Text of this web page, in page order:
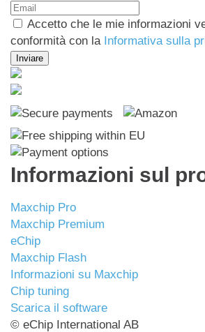
Accetto che le mie informazioni
conformità con la Informativa sulla
Informazioni sul
Maxchip Pro
Maxchip Premium
eChip
Maxchip Flash
Informazioni su Maxchip
Chip tuning
Scarica il software
© eChip International AB